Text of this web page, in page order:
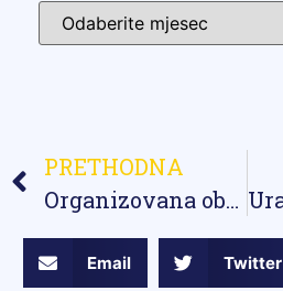
PRETHODNA
Organizovana obuka za asistente u nastavi i nastavnike koji rade s djecom s teškoćama u razvoju
Email Twitter